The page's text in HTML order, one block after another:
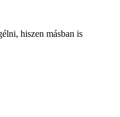
hiszen másban is